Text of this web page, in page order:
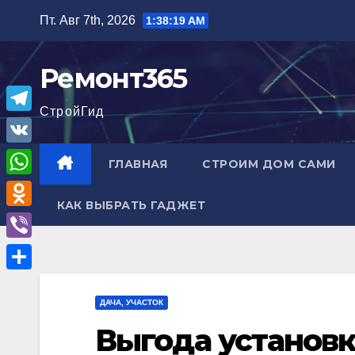
содержимому
Пт. Авг 7th, 2026 1:38:20 AM
Ремонт365
СтройГид
ГЛАВНАЯ СТРОИМ ДОМ САМИ
КАК ВЫБРАТЬ ГАДЖЕТ
ДАЧА, УЧАСТОК
Выгода
T
e
l
e
g
r
V
K
W
h
a
O
d
n
V